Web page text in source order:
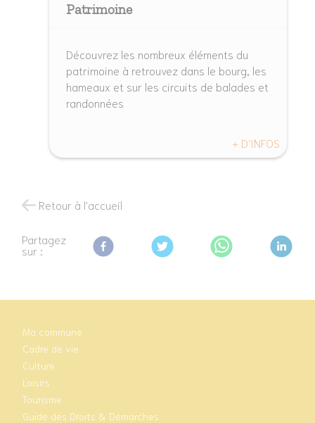
Patrimoine
Découvrez les nombreux éléments du
patrimoine à retrouvez dans le bourg, les
hameaux et sur les circuits de balades et
randonnées
+ D'INFOS
Retour à l'accueil
Partagez
sur :
Ma commune
Cadre de vie
Culture
Loisirs
Tourisme
Guide des Droits & Démarches